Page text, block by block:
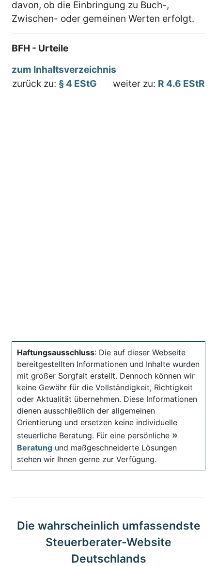
davon, ob die Einbringung zu Buch-,
Zwischen- oder gemeinen Werten erfolgt.
BFH - Urteile
zum Inhaltsverzeichnis
zurück zu: § 4 EStG weiter zu: R 4.6 EStR
Haftungsausschluss: Die auf dieser Webseite
bereitgestellten Informationen und Inhalte wurden
mit großer Sorgfalt erstellt. Dennoch können wir
keine Gewähr für die Vollständigkeit, Richtigkeit
oder Aktualität übernehmen. Diese Informationen
dienen ausschließlich der allgemeinen
Orientierung und ersetzen keine individuelle
steuerliche Beratung. Für eine persönliche
Beratung und maßgeschneiderte Lösungen
stehen wir Ihnen gerne zur Verfügung.
Die wahrscheinlich umfassendste
Steuerberater-Website
Deutschlands